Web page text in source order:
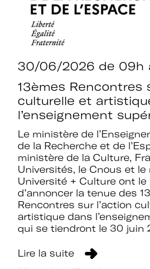
30/06/2026 de 09h
13èmes Rencontres
culturelle et
l’enseignement
Le ministère de
de la Recherche et de
ministère de la Culture,
Universités, le Cnous et le
Université + Culture ont le
d’annoncer la tenue des
Rencontres sur l’action
artistique dans
qui se tiendront le 30 juin
Lire la suite